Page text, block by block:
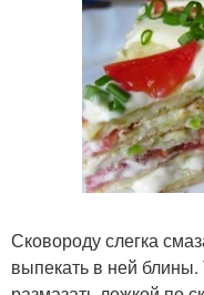
Сковороду слегка
выпекать в ней